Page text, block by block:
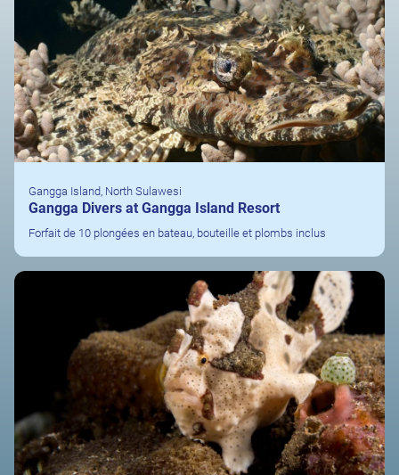
Gangga Island, North Sulawesi
Gangga Divers at Gangga Island Resort
Forfait de 10 plongées en bateau, bouteille et plombs inclus